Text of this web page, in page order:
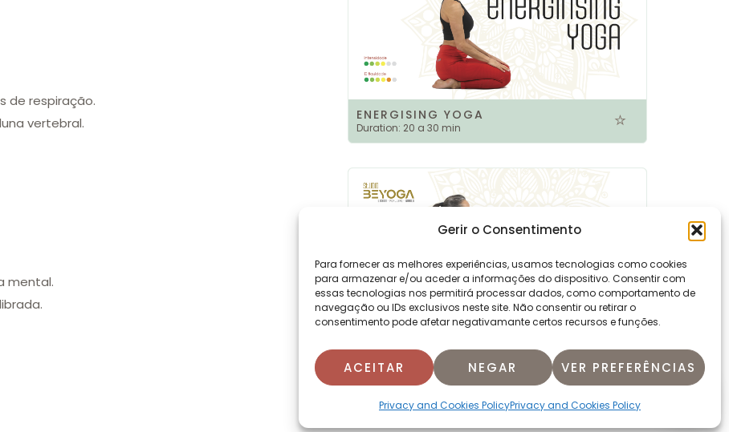
Gerir o Consentimento
Para fornecer as melhores experiências, usamos tecnologias como cookies
para armazenar e/ou aceder a informações do dispositivo. Consentir com
essas tecnologias nos permitirá processar dados, como comportamento de
navegação ou IDs exclusivos neste site. Não consentir ou retirar o
consentimento pode afetar negativamante certos recursos e funções.
ACEITAR NEGAR VER PREFERÊNCIAS
Privacy and Cookies PolicyPrivacy and Cookies Policy
de respiração.
vertebral.
mental.
ENERGISING YOGA
Duration: 20 a 30 min
ENERGISING YOGA
Duration: 20 a 30 min